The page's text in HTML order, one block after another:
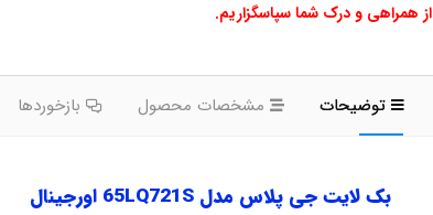
از همراهی و درک شما سپاسگزاریم.
توضیحات مشخصات محصول بازخوردها
بک لایت جی پلاس مدل 65LQ721S اورجینال